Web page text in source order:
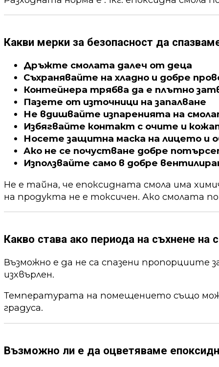
Какви мерки за безопасност да
Дръжте смолата далеч от деца
Съхранявайте на хладно и добре
Контейнера трябва да е плътно
Пазете от източници на запалване
Не вдишвайте изпаренията на
Избягвайте контакт с очите и
Носете защитна маска на лицето и
Ако не се почустване добре
Използвайте само в добре
Не е тайна, че епоксидната смола има
на продукта не е токсичен. Ако смолата
Какво става ако периода на съхнене
Възможно е да не са спазени пропорциите
изхвърлен.
Температурата на помещението също
градуса.
Възможно ли е да оцветяваме